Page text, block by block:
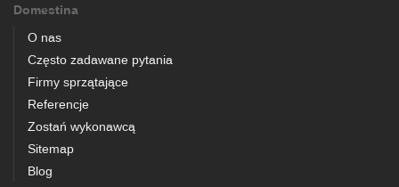
Domestina
O nas
Często zadawane pytania
Firmy sprzątające
Referencje
Zostań wykonawcą
Sitemap
Blog